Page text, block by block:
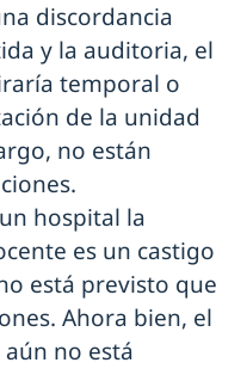
discordancia
y la auditoria, el
temporal o
de la unidad
no están
hospital la
es un castigo
está previsto que
Ahora bien, el
no está